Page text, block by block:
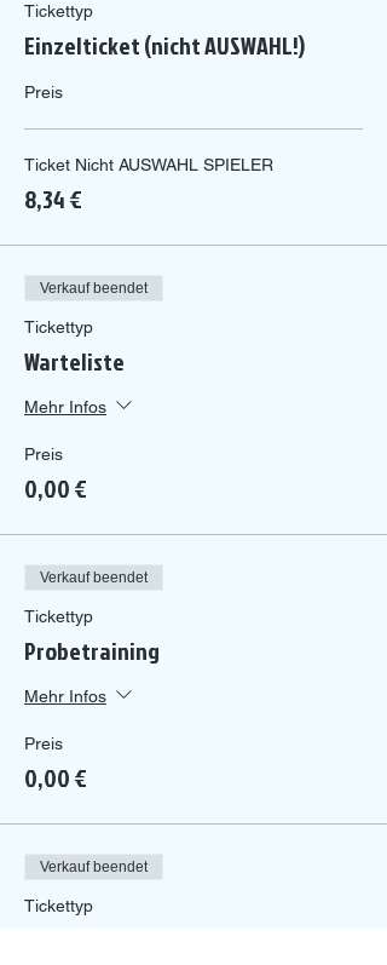
Tickettyp
Einzelticket (nicht AUSWAHL!)
Preis
Ticket Nicht AUSWAHL SPIELER
8,34 €
Verkauf beendet
Tickettyp
Warteliste
Mehr Infos
Preis
0,00 €
Verkauf beendet
Tickettyp
Probetraining
Mehr Infos
Preis
0,00 €
Verkauf beendet
Tickettyp